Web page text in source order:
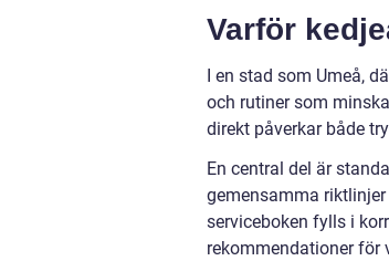
Varför
I en stad som Umeå,
och rutiner som
direkt påverkar både
En central del är
gemensamma
serviceboken fylls i
rekommendationer för